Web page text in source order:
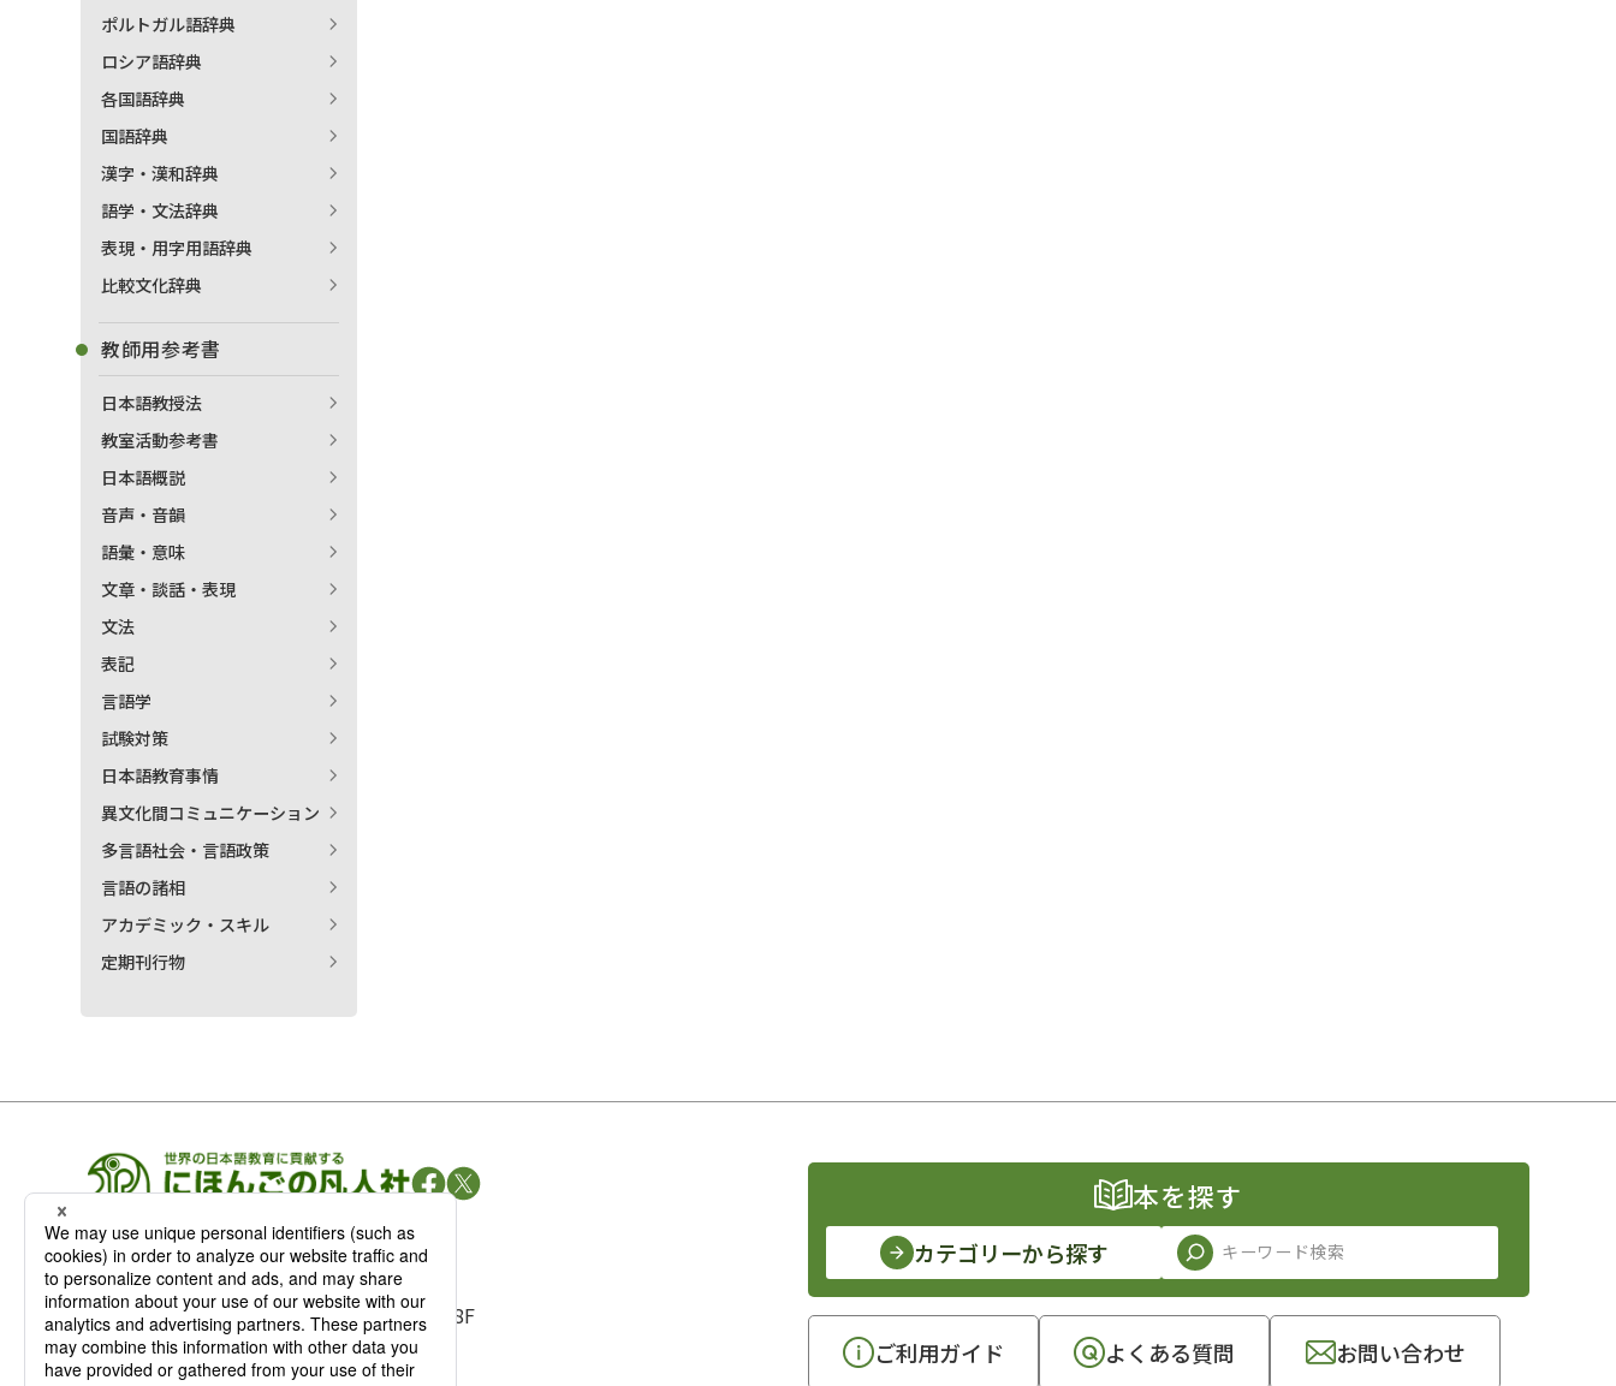
ポルトガル語辞典
ロシア語辞典
各国語辞典
国語辞典
漢字・漢和辞典
語学・文法辞典
表現・用字用語辞典
比較文化辞典
教師用参考書
日本語教授法
教室活動参考書
日本語概説
音声・音韻
語彙・意味
文章・談話・表現
文法
表記
言語学
試験対策
日本語教育事情
異文化間コミュニケーション
多言語社会・言語政策
言語の諸相
アカデミック・スキル
定期刊行物
凡人社の出版情報
〒102-0093 東京都千代田区平河町 1-3-13 8F
TEL：03-3263-3959／FAX：03-3263-3116
本を探す
カテゴリーから探す
ご利用ガイド よくある質問 お問い合わせ